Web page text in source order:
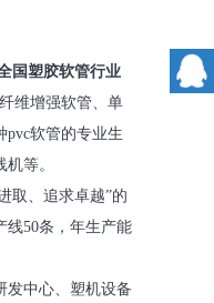
国塑胶软管行业
维增强软管、单
pvc软管的专业生
等。
取、追求卓越”的
线50条，年生产能
发中心、塑机设备